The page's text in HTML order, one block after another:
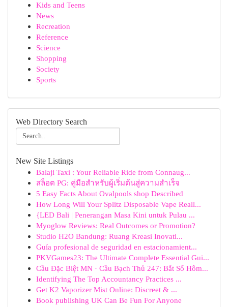
Kids and Teens
News
Recreation
Reference
Science
Shopping
Society
Sports
Web Directory Search
New Site Listings
Balaji Taxi : Your Reliable Ride from Connaug...
สล็อต PG: คู่มือสำหรับผู้เริ่มต้นสู่ความสำเร็จ
5 Easy Facts About Ovalpools shop Described
How Long Will Your Splitz Disposable Vape Reall...
{LED Bali | Penerangan Masa Kini untuk Pulau ...
Myoglow Reviews: Real Outcomes or Promotion?
Studio H2O Bandung: Ruang Kreasi Inovati...
Guía profesional de seguridad en estacionamient...
PKVGames23: The Ultimate Complete Essential Gui...
Cầu Đặc Biệt MN · Cầu Bạch Thủ 247: Bắt Số Hôm...
Identifying The Top Accountancy Practices ...
Get K2 Vaporizer Mist Online: Discreet & ...
Book publishing UK Can Be Fun For Anyone